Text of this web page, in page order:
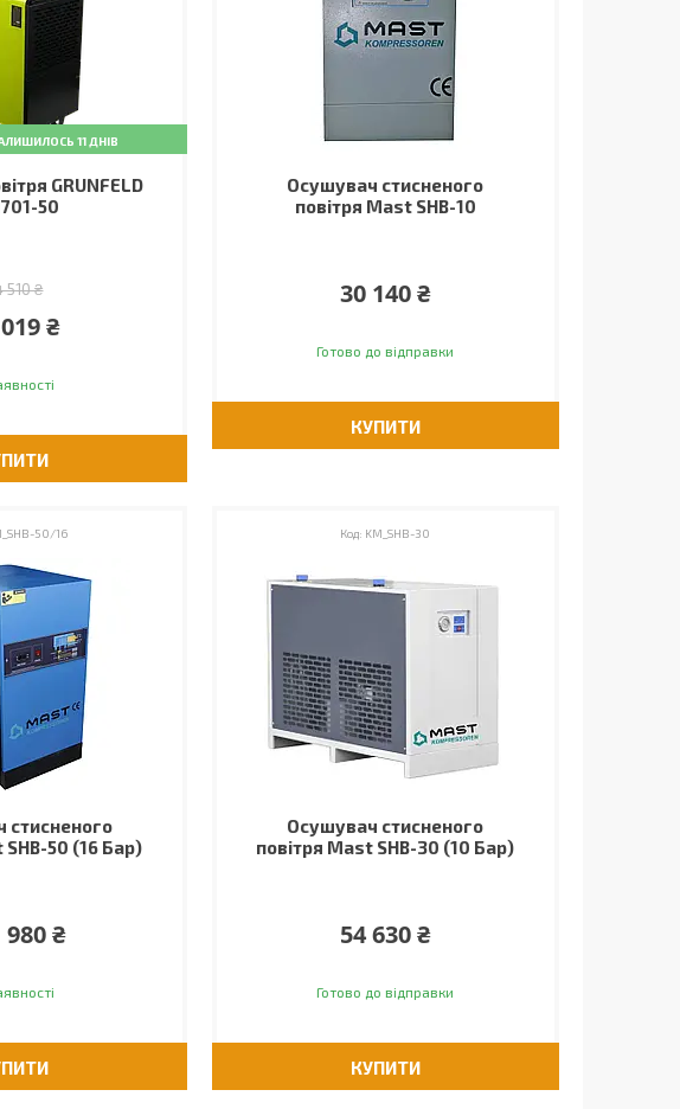
11 ДНІВ
GRUNFELD
50
510 ₴
₴
Осушувач стисненого
повітря Mast SHB-10
30 140 ₴
Готово до відправки
КУПИТИ
50/16
стисненого
SHB-50 (16 Бар)
980 ₴
KM_SHB-30
Осушувач стисненого
повітря Mast SHB-30 (10 Бар)
54 630 ₴
Готово до відправки
КУПИТИ